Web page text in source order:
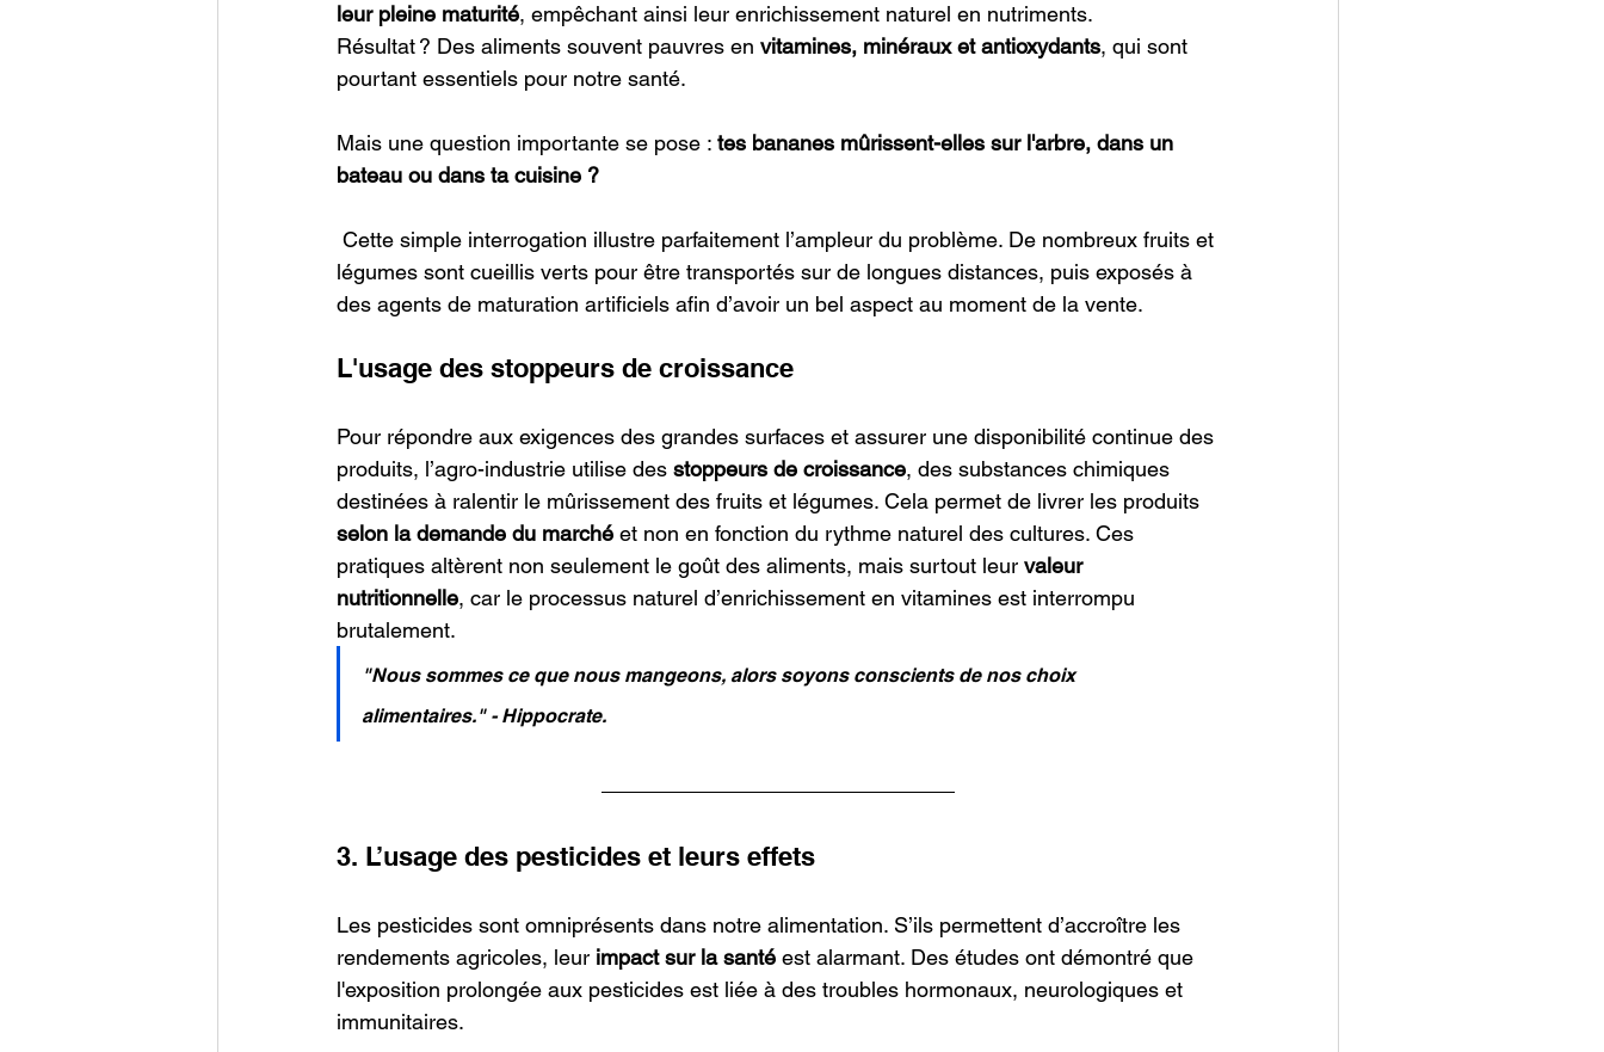
leur pleine maturité, empêchant ainsi leur enrichissement naturel en nutriments.
Résultat ? Des aliments souvent pauvres en vitamines, minéraux et antioxydants, qui sont
pourtant essentiels pour notre santé.
Mais une question importante se pose : tes bananes mûrissent-elles sur l'arbre, dans un
bateau ou dans ta cuisine ?
légumes sont cueillis verts pour être transportés sur de longues distances, puis exposés à
des agents de maturation artificiels afin d’avoir un bel aspect au moment de la vente.
L'usage des stoppeurs de croissance
Pour répondre aux exigences des grandes surfaces et assurer une disponibilité continue des
produits, l’agro-industrie utilise des stoppeurs de croissance, des substances chimiques
destinées à ralentir le mûrissement des fruits et légumes. Cela permet de livrer les produits
selon la demande du marché et non en fonction du rythme naturel des cultures. Ces
pratiques altèrent non seulement le goût des aliments, mais surtout leur valeur
nutritionnelle, car le processus naturel d’enrichissement en vitamines est interrompu
brutalement.
"Nous sommes ce que nous mangeons, alors soyons conscients de nos choix
alimentaires." - Hippocrate.
3. L’usage des pesticides et leurs effets
Les pesticides sont omniprésents dans notre alimentation. S’ils permettent d’accroître les
rendements agricoles, leur impact sur la santé est alarmant. Des études ont démontré que
l'exposition prolongée aux pesticides est liée à des troubles hormonaux, neurologiques et
immunitaires.